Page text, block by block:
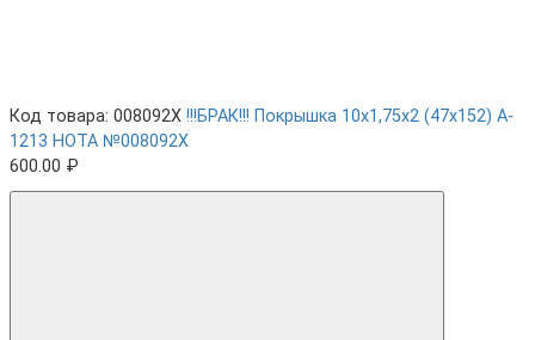
Код товара: 008092X !!!БРАК!!! Покрышка 10х1,75х2 (47x152) A-
1213 HOTA №008092X
600.00 ₽